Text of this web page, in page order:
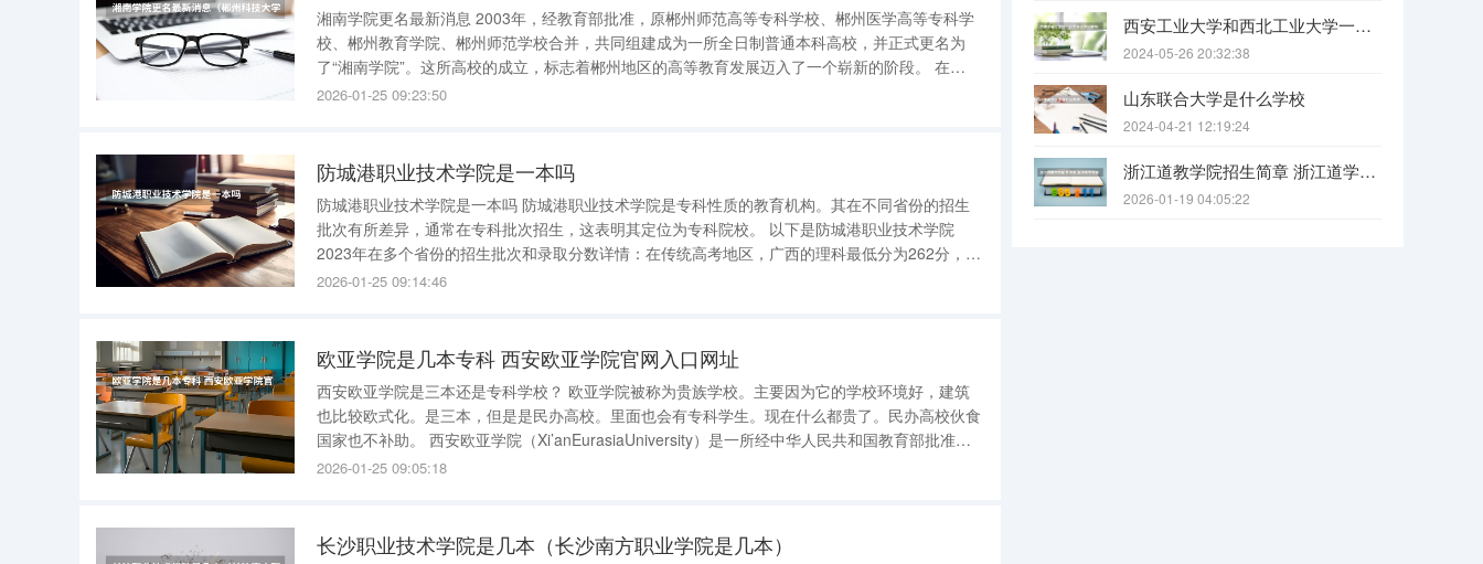
湘南学院更名最新消息 2003年，经教育部批准，原郴州师范高等专科学校、郴州医学高等专科学
校、郴州教育学院、郴州师范学校合并，共同组建成为一所全日制普通本科高校，并正式更名为
了“湘南学院”。这所高校的成立，标志着郴州地区的高等教育发展迈入了一个崭新的阶段。 在
2013年，湘南学院顺利通过了国家教育部组织的本科教学工作合格评估，这一成就不仅肯定了学
2026-01-25 09:23:50
防城港职业技术学院是一本吗
防城港职业技术学院是一本吗 防城港职业技术学院是专科性质的教育机构。其在不同省份的招生
批次有所差异，通常在专科批次招生，这表明其定位为专科院校。 以下是防城港职业技术学院
2023年在多个省份的招生批次和录取分数详情：在传统高考地区，广西的理科最低分为262分，对
应位次为210622；文科最低分为329分，对应位次为114807。具体数据有助于了解其在不同批次
2026-01-25 09:14:46
欧亚学院是几本专科 西安欧亚学院官网入口网址
西安欧亚学院是三本还是专科学校？ 欧亚学院被称为贵族学校。主要因为它的学校环境好，建筑
也比较欧式化。是三本，但是是民办高校。里面也会有专科学生。现在什么都贵了。民办高校伙食
国家也不补助。 西安欧亚学院（Xi’anEurasiaUniversity）是一所经中华人民共和国教育部批准，
以管理、经济为主，艺术、文学、教育、工学等协调发展的国际化应用型普通本科高校；入选民办
2026-01-25 09:05:18
长沙职业技术学院是几本（长沙南方职业学院是几本）
西安工业大学和西北工业大学一样吗
2024-05-26 20:32:38
山东联合大学是什么学校
2024-04-21 12:19:24
浙江道教学院招生简章 浙江道学院报考条件要求
2026-01-19 04:05:22